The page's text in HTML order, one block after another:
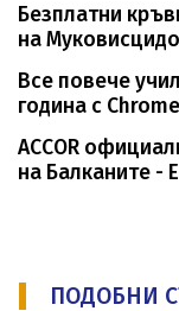
Безплатни
на
Все повече
година с
ACCOR
на Балканите -
ПОДОБНИ